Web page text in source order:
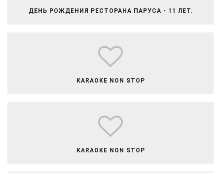
ДЕНЬ РОЖДЕНИЯ РЕСТОРАНА ПАРУСА - 11 ЛЕТ.
​​​​​​​​KARAOKE NON STOP
​​​​​​​​​KARAOKE NON STOP